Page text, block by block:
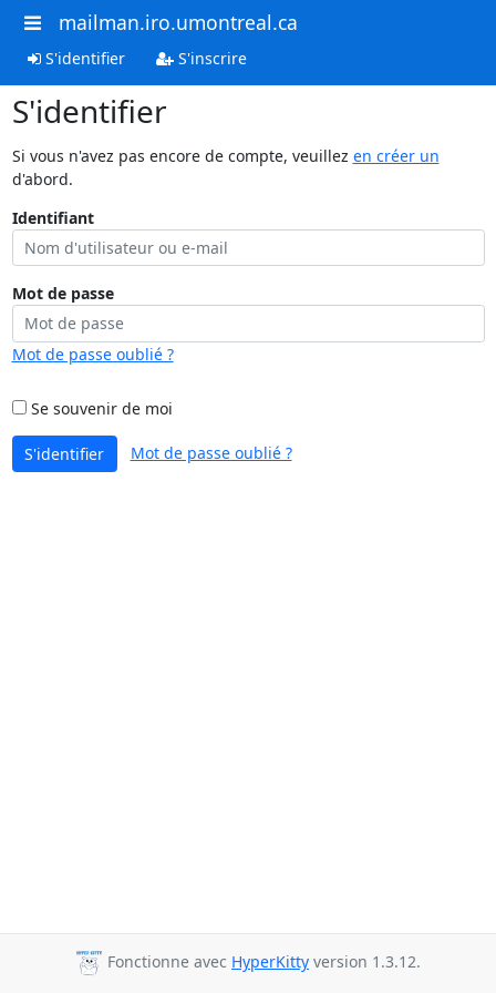
mailman.iro.umontreal.ca
S'identifier S'inscrire
S'identifier
Si vous n'avez pas encore de compte, veuillez en créer un
d'abord.
Identifiant
Mot de passe
Mot de passe oublié ?
Se souvenir de moi
S'identifier Mot de passe oublié ?
Fonctionne avec HyperKitty version 1.3.12.